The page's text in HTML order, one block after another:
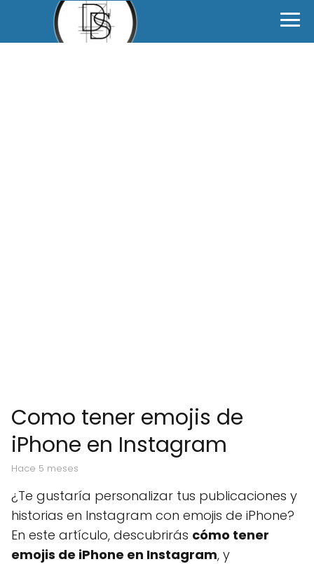
Como tener emojis de
iPhone en Instagram
hace 5 meses
¿Te gustaría personalizar tus publicaciones y
historias en Instagram con emojis de iPhone?
En este artículo, descubrirás cómo tener
emojis de iPhone en Instagram, y